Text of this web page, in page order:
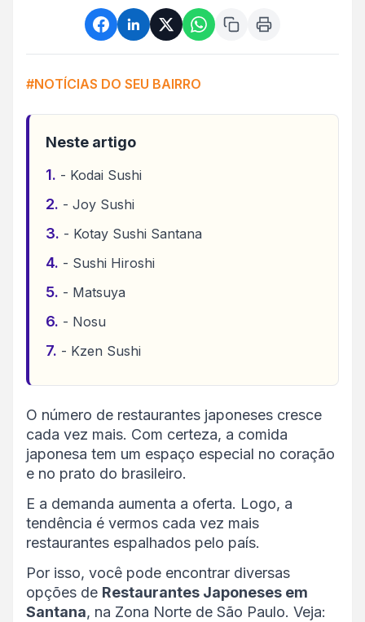
#NOTÍCIAS DO SEU BAIRRO
Neste artigo
- Kodai Sushi
- Joy Sushi
- Kotay Sushi Santana
- Sushi Hiroshi
- Matsuya
- Nosu
- Kzen Sushi
O número de restaurantes japoneses cresce
cada vez mais. Com certeza, a comida
japonesa tem um espaço especial no coração
e no prato do brasileiro.
E a demanda aumenta a oferta. Logo, a
tendência é vermos cada vez mais
restaurantes espalhados pelo país.
Por isso, você pode encontrar diversas
opções de Restaurantes Japoneses em
Santana, na Zona Norte de São Paulo. Veja: